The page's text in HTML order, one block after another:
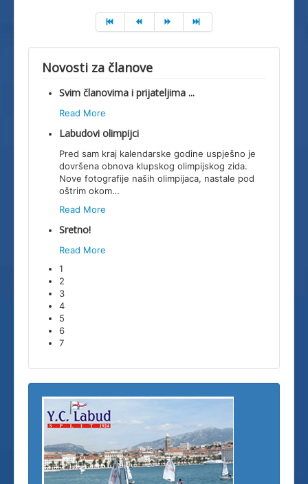
Novosti za članove
Svim članovima i prijateljima ...
Read More
Labudovi olimpijci
Pred sam kraj kalendarske godine uspješno je
dovršena obnova klupskog olimpijskog zida.
Nove fotografije naših olimpijaca, nastale pod
oštrim okom…
Read More
Sretno!
Read More
1
2
3
4
5
6
7